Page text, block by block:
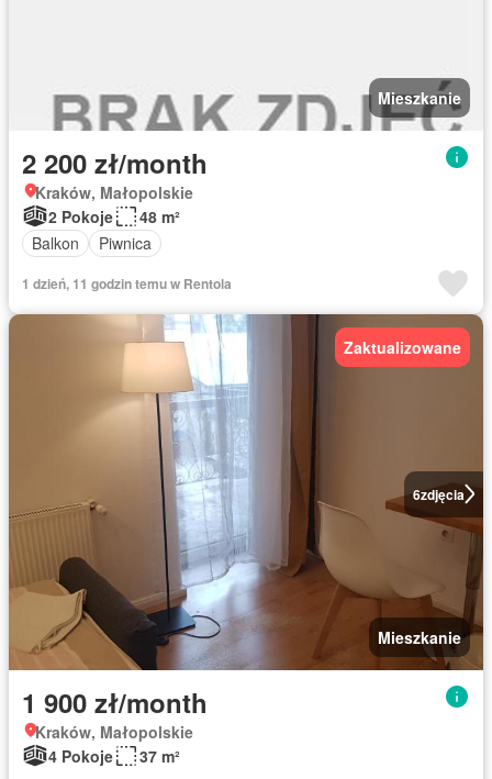
Mieszkanie
2 200 zł/month
Kraków, Małopolskie
2 Pokoje
48 m²
Balkon
Piwnica
1 dzień, 11 godzin temu w Rentola
6zdjęcia
Zaktualizowane
Mieszkanie
1 900 zł/month
Kraków, Małopolskie
4 Pokoje
37 m²